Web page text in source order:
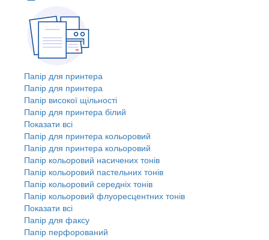
Папір для принтера
Папір для принтера
Папір високої щільності
Папір для принтера білий
Показати всі
Папір для принтера кольоровий
Папір для принтера кольоровий
Папір кольоровий насичених тонів
Папір кольоровий пастельних тонів
Папір кольоровий середніх тонів
Папір кольоровий флуоресцентних тонів
Показати всі
Папір для факсу
Папір перфорований